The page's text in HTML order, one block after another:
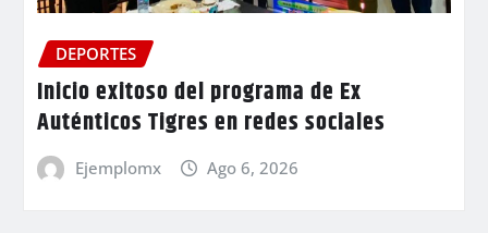
DEPORTES
Inicio exitoso del programa de Ex
Auténticos Tigres en redes sociales
Ejemplomx Ago 6, 2026